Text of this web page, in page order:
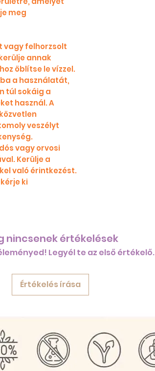
meg
vagy felhorzsolt
annak
öblítse le vízzel.
a használatát,
túl sokáig a
használ. A
veszélyt
vagy orvosi
Kerülje a
való érintkezést.
ki
nincsenek értékelések
Legyél te az első értékelő.
Értékelés írása